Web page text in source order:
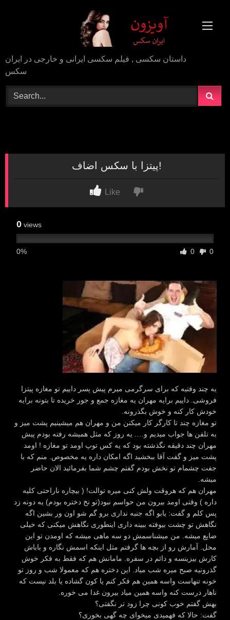
داستان سکسی , فیلم سکسی ایرانی و خارجی در ایران
سکس
پیتزا با سکس اضاف!
Like
0 views
0% 0 0
یه چند وقتیه که برای سرگرمی میرم پیش پسر داییم تو مغازه پیتزا
فروشی. داییم برایه مهران یه مغازه جمع و جور خریده تا بتونه برایه
خودش کار کنه و خوش بگذرونه.
تو مغازه چند تا کارگر کار میکنن من و مهران هم میشینیم پشت میز و
به تلفن ها جواب میدیم و…. یه روز که مثل همیشه رفته بودم پیش
مهران چند دقیقه نگذشته بود که یه کس توپ اومد تو مغازه ! اومد
پشت میز و گفت آقا ببخشید اگه امکان داره یه مخصوص. منم که با
جفت چشمام تو نخش بودم گفتم چشم شما بفرمائید الان حاضر
میشه.
مهران هم که هروقت ولش کنی میره توالت! ( بیچاره ناراحتی کلیه
داره ) وقتی اومد بیرون من حواسم نبود(تو نخ دختره بودم) یه دونه زد
پس کلم و گفت: یابو اگه جنبه نداری برو گم شو اون ور بشین اگه
نگاهش تو چشت بیوفته ببینه داری اینطوری نگاهش میکنی که خیلی
ضایع میشه. من میشناسمش دو سه ماهی میشه که اومدن تو این
محل. آمارش رو از بچه ها گرفتم مثل اینکه اسمش نگاره و باباش
کارش بیزینسه و دائم در سفره. مامانش هم که فقط به فکر خوش
گذرونیه صبح میره شب میاد. این دختره هم که معمولا شب و روز تو
خونه تنهاست واسه همین هم فکر کنم یا کون گشاده یا بلد نیست که
ناهار درست کنه واسه همین میاد بیرون غدا می خوره.
بهش گفتم خوب کونی چرا زود تر نگفتی؟
گفت: حالا که فهمیدی میخوای چه گهی بخوری؟